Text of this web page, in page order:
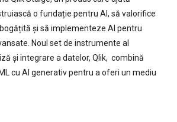
o fundație pentru AI, să valorifice
și să implementeze AI pentru
Noul set de instrumente al
și integrare a datelor, Qlik, combină
cu AI generativ pentru a oferi un mediu